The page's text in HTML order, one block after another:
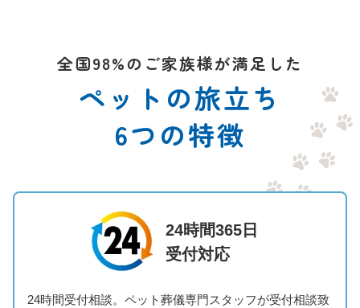
全国98%のご家族様が満足した
ペットの旅立ち
6つの特徴
24時間365日
受付対応
24時間受付相談。ペット葬儀専門スタッフが受付相談致